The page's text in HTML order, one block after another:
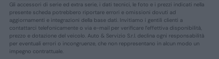
Gli accessori di serie ed extra serie, i dati tecnici, le foto e i prezzi indicati nella
presente scheda potrebbero riportare errori e omissioni dovuti ad
aggiornamenti e integrazioni della base dati. Invitiamo i gentili clienti a
contattarci telefonicamente o via e-mail per verificare l’effettiva disponibilità,
prezzo e dotazione del veicolo. Auto & Servizio S.r.l. declina ogni responsabilità
per eventuali errori o incongruenze, che non reppresentano in alcun modo un
impegno contrattuale.